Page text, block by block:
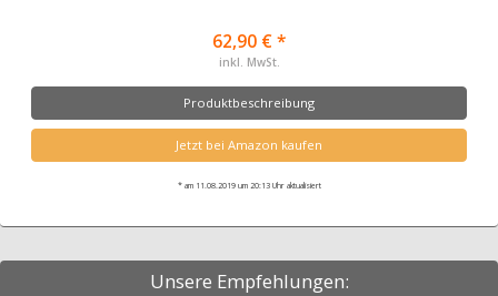
62,90 € *
inkl. MwSt.
Produktbeschreibung
Jetzt bei Amazon kaufen
* am 11.08.2019 um 20:13 Uhr aktualisiert
Unsere Empfehlungen: